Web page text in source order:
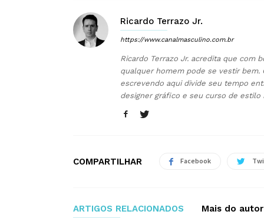
Ricardo Terrazo Jr.
https://www.canalmasculino.com.br
Ricardo Terrazo Jr. acredita que com
qualquer homem pode se vestir bem.
escrevendo aqui divide seu tempo
designer gráfico e seu curso de estilo
COMPARTILHAR Facebook
ARTIGOS RELACIONADOS Mais do autor